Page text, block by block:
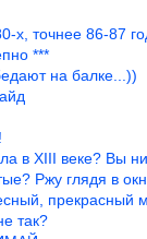
точнее 86-87 годы.
***
на балке...))
в XIII веке? Вы
Ржу глядя в
прекрасный
так?